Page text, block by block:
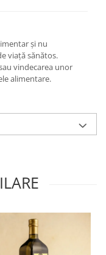
și nu
viață sănătos.
vindecarea unor
alimentare.